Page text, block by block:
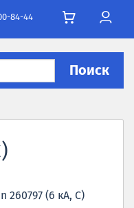
84-44
Поиск
(6 кА, C)